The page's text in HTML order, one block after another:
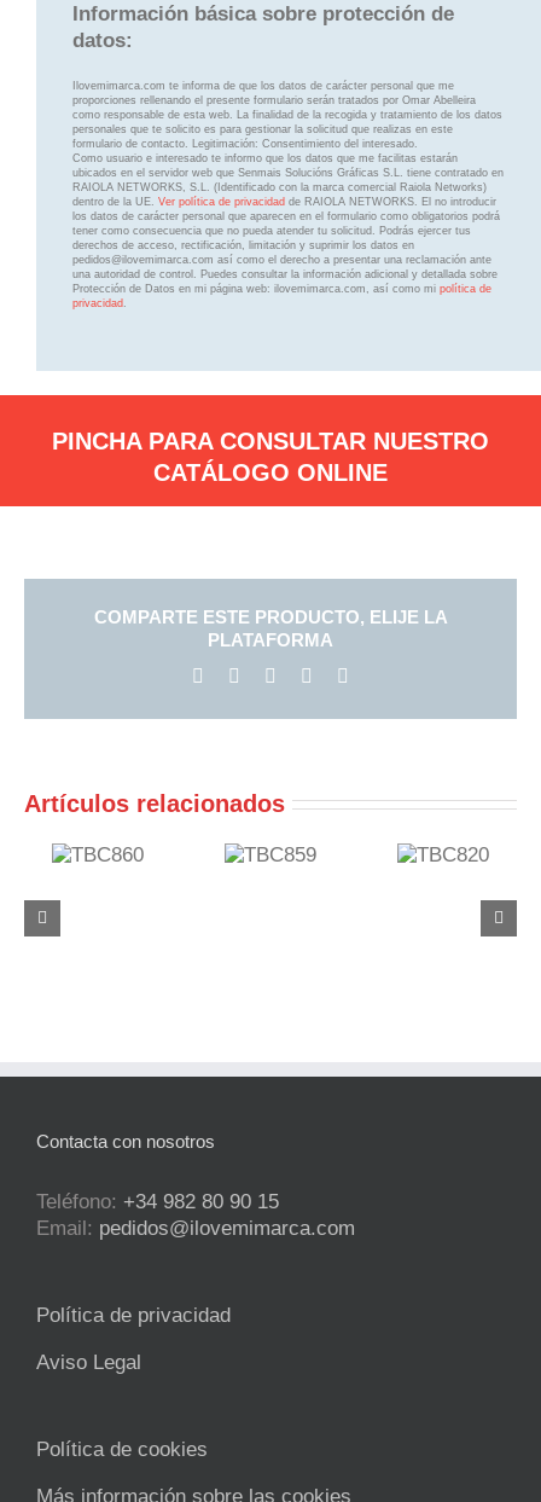
Información básica sobre protección de
datos:
Ilovemimarca.com te informa de que los datos de carácter personal que me
proporciones rellenando el presente formulario serán tratados por Omar Abelleira
como responsable de esta web. La finalidad de la recogida y tratamiento de los datos
personales que te solicito es para gestionar la solicitud que realizas en este
formulario de contacto. Legitimación: Consentimiento del interesado.
Como usuario e interesado te informo que los datos que me facilitas estarán
ubicados en el servidor web que Senmais Solucións Gráficas S.L. tiene contratado en
RAIOLA NETWORKS, S.L. (Identificado con la marca comercial Raiola Networks)
dentro de la UE. Ver política de privacidad de RAIOLA NETWORKS. El no introducir
los datos de carácter personal que aparecen en el formulario como obligatorios podrá
tener como consecuencia que no pueda atender tu solicitud. Podrás ejercer tus
derechos de acceso, rectificación, limitación y suprimir los datos en
pedidos@ilovemimarca.com así como el derecho a presentar una reclamación ante
una autoridad de control. Puedes consultar la información adicional y detallada sobre
Protección de Datos en mi página web: ilovemimarca.com, así como mi política de
privacidad
PINCHA PARA CONSULTAR NUESTRO
CATÁLOGO ONLINE
COMPARTE ESTE PRODUCTO, ELIJE LA
PLATAFORMA
Facebook LinkedInPinterest
Artículos relacionados
TBC819
Contacta con nosotros
Teléfono: +34 982 80 90 15
Email: pedidos@ilovemimarca.com
Política de privacidad
Aviso Legal
Política de cookies
Más información sobre las cookies